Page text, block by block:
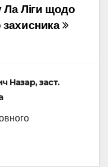
Ла Ліги щодо
захисника
Назар, заст.